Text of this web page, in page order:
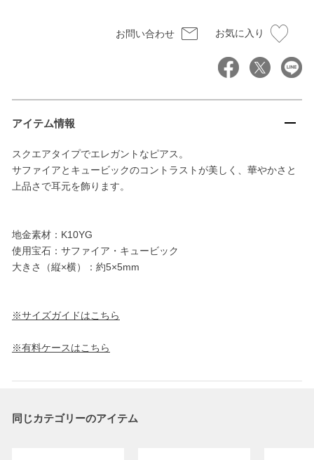
お問い合わせ お気に入り
アイテム情報
スクエアタイプでエレガントなピアス。
サファイアとキュービックのコントラストが美しく、華やかさと
上品さで耳元を飾ります。
地金素材：K10YG
使用宝石：サファイア・キュービック
大きさ（縦×横）：約5×5mm
※サイズガイドはこちら
※有料ケースはこちら
同じカテゴリーのアイテム